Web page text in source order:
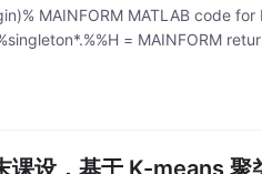
MAINFORM MATLAB code for
= MAINFORM
课设，基于 K-means